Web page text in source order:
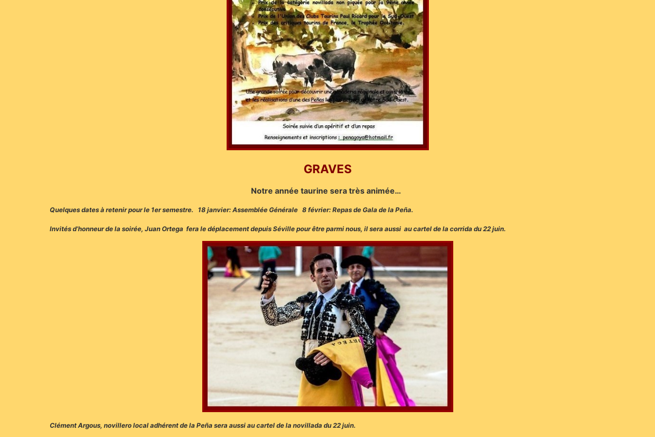
GRAVES
Notre année taurine sera très animée…
Quelques dates à retenir pour le 1er semestre. 18 janvier: Assemblée Générale 8 février: Repas de Gala de la Peña.
Invités d’honneur de la soirée, Juan Ortega fera le déplacement depuis Séville pour être parmi nous, il sera aussi au cartel de la corrida du 22 juin.
Clément Argous, novillero local adhérent de la Peña sera aussi au cartel de la novillada du 22 juin.